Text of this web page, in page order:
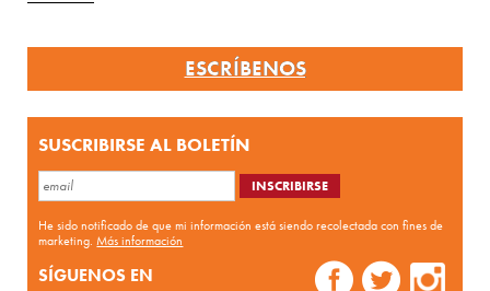
ESCRÍBENOS
SUSCRIBIRSE AL BOLETÍN
He sido notificado de que mi información está siendo recolectada con fines de
marketing.Más información
SÍGUENOS EN